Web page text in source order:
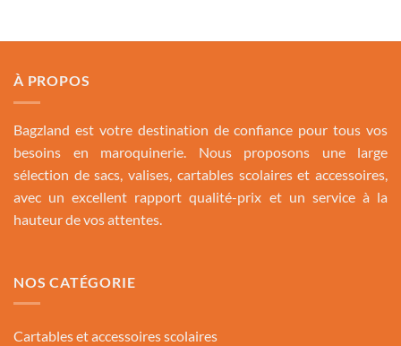
À PROPOS
Bagzland est votre destination de confiance pour tous vos
besoins en maroquinerie. Nous proposons une large
sélection de sacs, valises, cartables scolaires et accessoires,
avec un excellent rapport qualité-prix et un service à la
hauteur de vos attentes.
NOS CATÉGORIE
Cartables et accessoires scolaires